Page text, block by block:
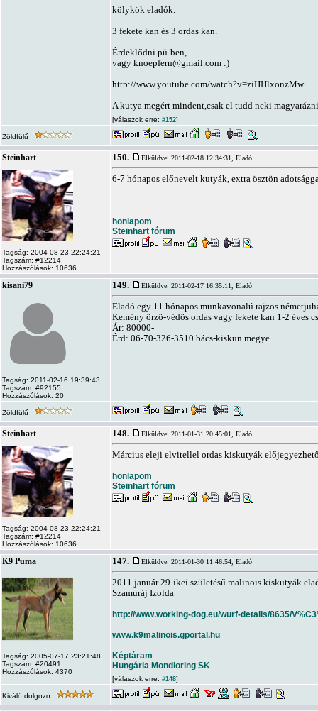
kölykök eladók.
3 fekete kan és 3 ordas kan.
Érdeklődni pü-ben,
vagy knoepfern@gmail.com :)
http://www.youtube.com/watch?v=ziHHlxonzMw
A kutya megért mindent,csak el tudd neki
[válaszok erre: #152]
Zöldfülű
Steinhart
Tagság: 2004-08-23 22:24:21
Tagszám: #12214
Hozzászólások: 10636
150. Elküldve: 2011-02-18 12:34:31, Eladó
6-7 hónapos előnevelt kutyák, extra ösztön
honlapom
Steinhart fórum
kisani79
Tagság: 2011-02-16 19:39:43
Tagszám: #92155
Hozzászólások: 20
149. Elküldve: 2011-02-17 16:35:11, Eladó
Eladó egy 11 hónapos munkavonalú rajzos
Kemény örzö-védös ordas vagy fekete kan 1-2 éves
Ár: 80000-
Érd: 06-70-326-3510 bács-kiskun megye
Zöldfülű
Steinhart
Tagság: 2004-08-23 22:24:21
Tagszám: #12214
Hozzászólások: 10636
148. Elküldve: 2011-01-31 20:45:01, Eladó
Március eleji elvitellel ordas kiskutyák
honlapom
Steinhart fórum
K9 Puma
Tagság: 2005-07-17 23:21:48
Tagszám: #20491
Hozzászólások: 4370
147. Elküldve: 2011-01-30 11:46:54, Eladó
2011 január 29-ikei születésű malinois kiskutyák
Szamuráj Izolda
http://www.working-dog.eu/wurf-details/8635/
www.k9malinois.gportal.hu
Képtáram
Hungária Mondioring SK
[válaszok erre: #148]
Kiváló dolgozó